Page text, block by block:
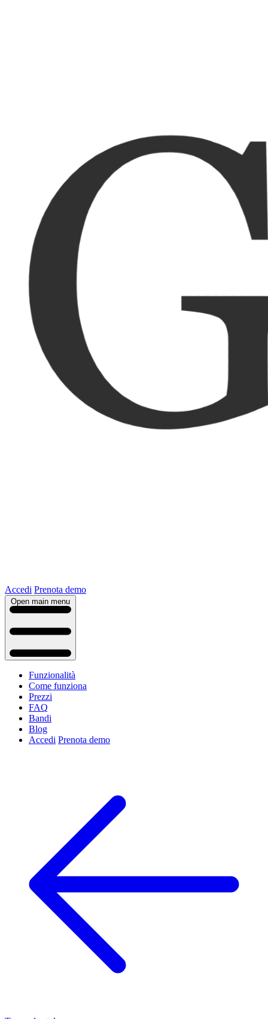
Accedi Prenota demo
Open main menu
Funzionalità
Come funziona
Prezzi
FAQ
Bandi
Blog
Accedi Prenota demo